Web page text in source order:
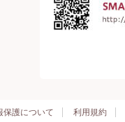
保護について 利用規約